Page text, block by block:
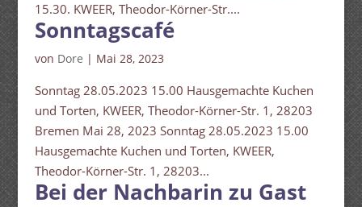
15.30. KWEER, Theodor-Körner-Str....
Sonntagscafé
von Dore | Mai 28, 2023
Sonntag 28.05.2023 15.00 Hausgemachte Kuchen
und Torten, KWEER, Theodor-Körner-Str. 1, 28203
Bremen Mai 28, 2023 Sonntag 28.05.2023 15.00
Hausgemachte Kuchen und Torten, KWEER,
Theodor-Körner-Str. 1, 28203...
Bei der Nachbarin zu Gast